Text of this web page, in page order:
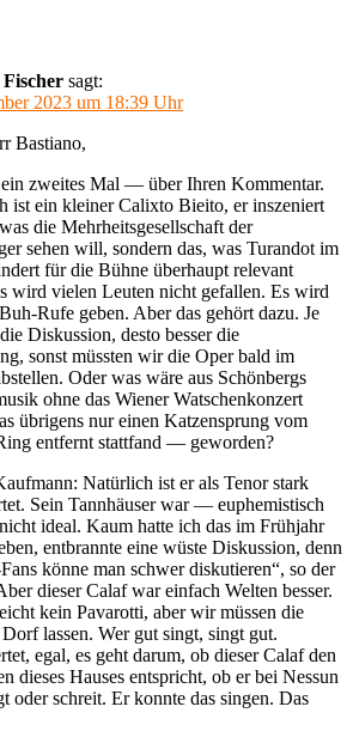
Fischer sagt:
2023 um 18:39 Uhr
Bastiano,
zweites Mal — über Ihren Kommentar.
ist ein kleiner Calixto Bieito, er inszeniert
die Mehrheitsgesellschaft der
sehen will, sondern das, was Turandot im
für die Bühne überhaupt relevant
wird vielen Leuten nicht gefallen. Es wird
Rufe geben. Aber das gehört dazu. Je
Diskussion, desto besser die
sonst müssten wir die Oper bald im
Oder was wäre aus Schönbergs
ohne das Wiener Watschenkonzert
übrigens nur einen Katzensprung vom
entfernt stattfand — geworden?
Natürlich ist er als Tenor stark
Sein Tannhäuser war — euphemistisch
ideal. Kaum hatte ich das im Frühjahr
entbrannte eine wüste Diskussion, denn
könne man schwer diskutieren“, so der
dieser Calaf war einfach Welten besser.
kein Pavarotti, aber wir müssen die
lassen. Wer gut singt, singt gut.
egal, es geht darum, ob dieser Calaf den
dieses Hauses entspricht, ob er bei Nessun
oder schreit. Er konnte das singen. Das